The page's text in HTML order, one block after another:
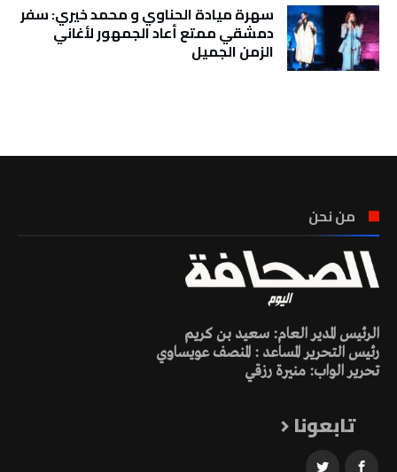
سهرة ميادة الحناوي و محمد خيري: سفر
دمشقي ممتع أعاد الجمهور لأغاني
الزمن الجميل
من نحن
الرئيس المدير العام: سعيد بن كريم
رئيس التحرير المساعد : المنصف عويساوي
تحرير الواب: منيرة رزقي
تابعونا